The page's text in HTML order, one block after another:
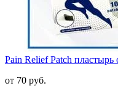
Pain Relief Patch
от 70 руб.